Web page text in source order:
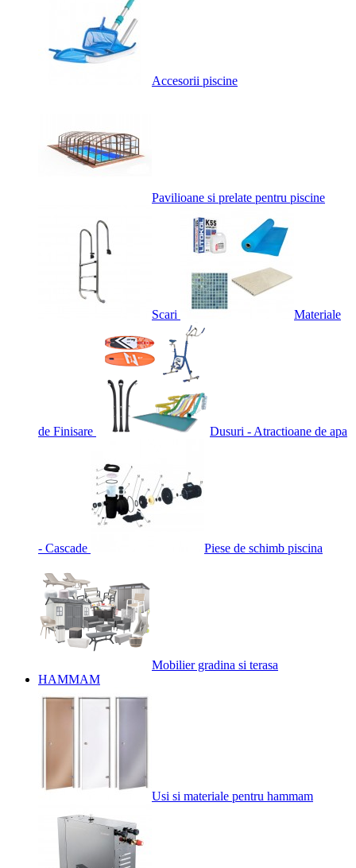
Accesorii piscine
Pavilioane si prelate pentru piscine
Scari Materiale
de Finisare Dusuri - Atractioane de apa
- Cascade Piese de schimb piscina
Mobilier gradina si terasa
HAMMAM
Usi si materiale pentru hammam